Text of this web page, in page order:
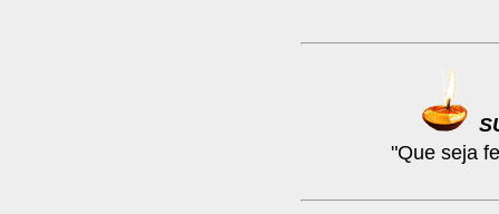
"Que seja